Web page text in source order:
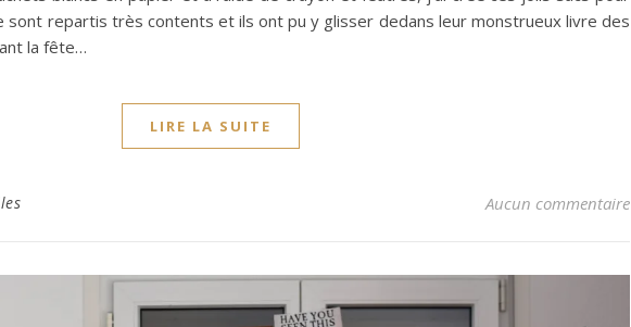
sont repartis très contents et ils ont pu y glisser dedans leur monstrueux livre des
la fête…
LIRE LA SUITE
Aucun commentaire